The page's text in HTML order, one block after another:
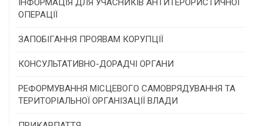
Конкурс проектів та програм місцевого
самоврядування
Конкурс інститутів громадянського суспільства
Програми/конкурси МТД
ІНФОРМАЦІЯ ДЛЯ УЧАСНИКІВ АНТИТЕРОРИСТИЧНОЇ
ОПЕРАЦІЇ
ЗАПОБІГАННЯ ПРОЯВАМ КОРУПЦІЇ
КОНСУЛЬТАТИВНО-ДОРАДЧІ ОРГАНИ
Консультативна рада
РЕФОРМУВАННЯ МІСЦЕВОГО САМОВРЯДУВАННЯ ТА
ТЕРИТОРІАЛЬНОЇ ОРГАНІЗАЦІЇ ВЛАДИ